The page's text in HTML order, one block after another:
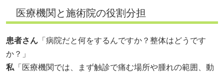
医療機関と施術院の役割分担
患者さん 「病院だと何をするんですか？整体はどうです
か？」
私 「医療機関では、まず触診で痛む場所や腫れの範囲、動